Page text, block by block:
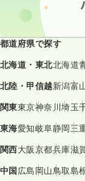
都道府県で探す
北海道・東北北海道
北陸・甲信越新潟富
関東東京神奈川埼玉
東海愛知岐阜静岡三
関西大阪京都兵庫滋
中国広島岡山鳥取島